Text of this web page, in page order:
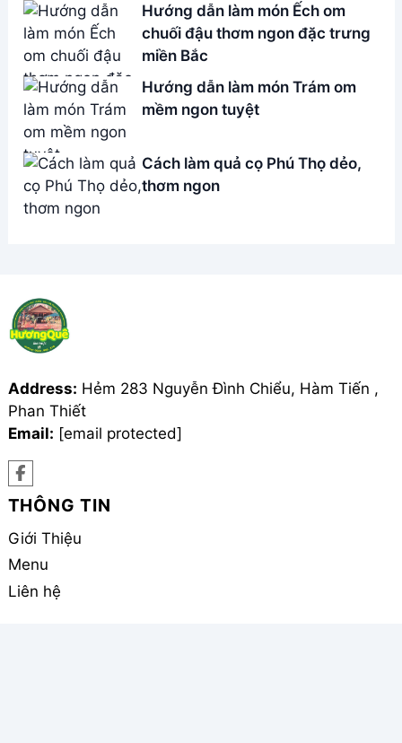
Hướng dẫn làm món Ếch om
chuối đậu thơm ngon đặc trưng
miền Bắc
Hướng dẫn làm món Trám om
mềm ngon tuyệt
Cách làm quả cọ Phú Thọ dẻo,
thơm ngon
Address: Hẻm 283 Nguyễn Đình Chiểu, Hàm Tiến ,
Phan Thiết
Email: [email protected]
THÔNG TIN
Giới Thiệu
Menu
Liên hệ